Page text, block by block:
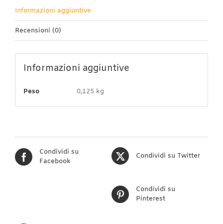
Informazioni aggiuntive
Recensioni (0)
Informazioni aggiuntive
Peso 0,125 kg
Condividi su
Facebook
Condividi su Twitter
Condividi su
Pinterest